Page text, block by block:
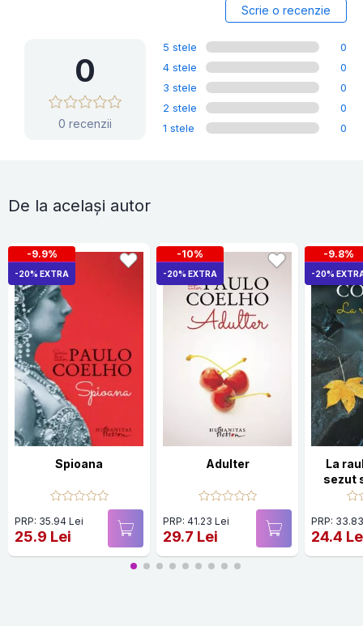
Scrie o recenzie
0
0 recenzii
5 stele
0
4 stele
0
3 stele
0
2 stele
0
1 stele
0
De la același autor
-9.9%
-20% EXTRA
Spioana
PRP: 35.94 Lei
25.9 Lei
-10%
-20% EXTRA
Adulter
PRP: 41.23 Lei
29.7 Lei
-9.8%
-20%
La
sezut
PRP:
24.4